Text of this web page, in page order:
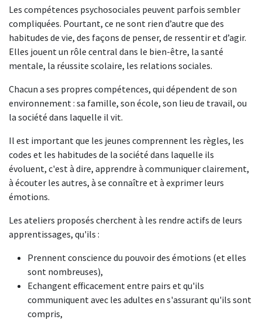
Les compétences psychosociales peuvent parfois sembler
compliquées. Pourtant, ce ne sont rien d’autre que des
habitudes de vie, des façons de penser, de ressentir et d’agir.
Elles jouent un rôle central dans le bien-être, la santé
mentale, la réussite scolaire, les relations sociales.
Chacun a ses propres compétences, qui dépendent de son
environnement : sa famille, son école, son lieu de travail, ou
la société dans laquelle il vit.
Il est important que les jeunes comprennent les règles, les
codes et les habitudes de la société dans laquelle ils
évoluent, c'est à dire, apprendre à communiquer clairement,
à écouter les autres, à se connaître et à exprimer leurs
émotions.
Les ateliers proposés cherchent à les rendre actifs de leurs
apprentissages, qu'ils :
Prennent conscience du pouvoir des émotions (et elles
sont nombreuses),
Echangent efficacement entre pairs et qu'ils
communiquent avec les adultes en s'assurant qu'ils sont
compris,